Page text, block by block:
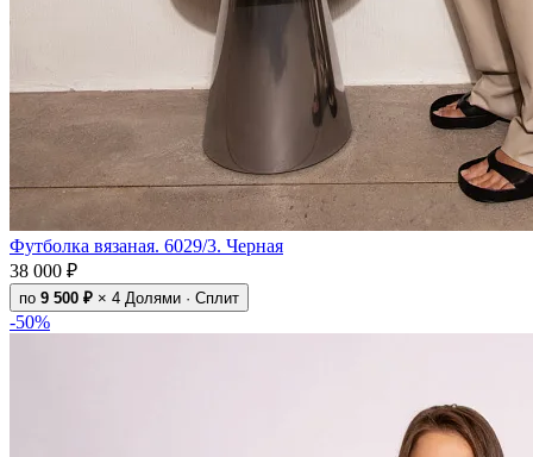
Футболка вязаная. 6029/3. Черная
38 000 ₽
по 9 500 ₽ × 4 Долями · Сплит
-50%